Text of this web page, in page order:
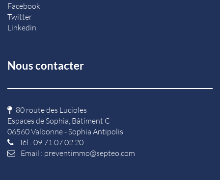
Facebook
Twitter
Linkedin
Nous contacter
80 route des Lucioles
Espaces de Sophia, Bâtiment C
06560 Valbonne - Sophia Antipolis
Tél : 09 71 07 02 20
Email : preventimmo@septeo.com